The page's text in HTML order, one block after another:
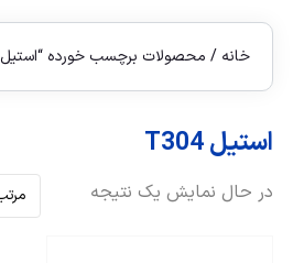
خانه / محصولات برچسب خورده “استیل T304”
استیل T304
در حال نمایش یک نتیجه